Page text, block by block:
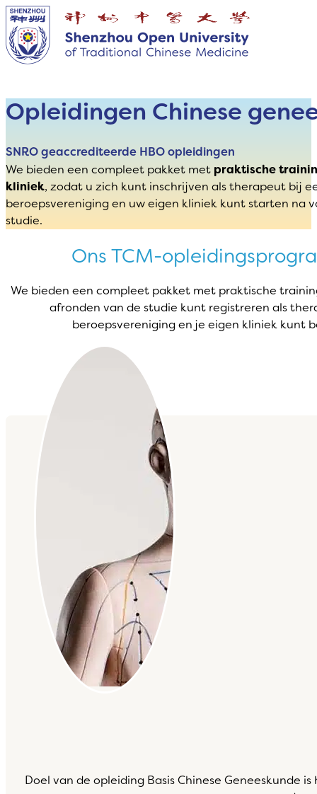
Opleidingen Chinese
SNRO geaccrediteerde HBO opleidingen
We bieden een compleet pakket met praktische
kliniek, zodat u zich kunt inschrijven als therapeut bij
beroepsvereniging en uw eigen kliniek kunt starten na
studie.
Ons TCM-
We bieden een compleet pakket met praktische
afronden van de studie kunt registreren als
beroepsvereniging en je eigen kliniek kunt
Doel van de opleiding Basis Chinese Geneeskunde